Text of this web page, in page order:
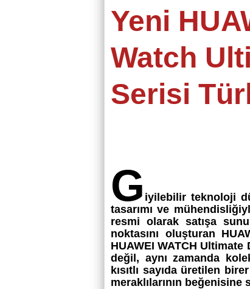
Yeni
Watch
Serisi
G iyilebilir teknoloji
tasarımı ve
resmi olarak satışa
noktasını oluşturan
HUAWEI WATCH
değil, aynı zamanda
kısıtlı sayıda üretilen
meraklılarının beğenisine